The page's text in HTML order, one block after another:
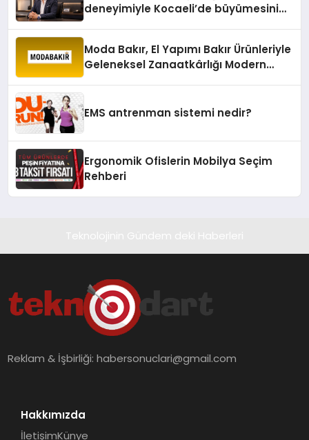
deneyimiyle Kocaeli’de büyümesini
Moda Bakır, El Yapımı Bakır Ürünleriyle
Geleneksel Zanaatkârlığı Modern
EMS antrenman sistemi nedir?
Ergonomik Ofislerin Mobilya Seçim
Rehberi
Reklam & İşbirliği:habersonuclari@gmail.com
Hakkımızda
İletişimKünye